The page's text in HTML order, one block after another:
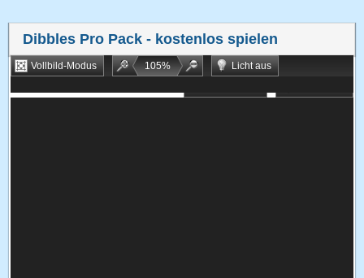
Dibbles Pro Pack - kostenlos spielen
Vollbild-Modus 105%
Licht aus